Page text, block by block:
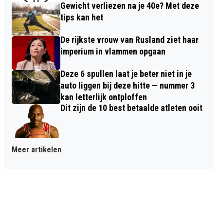
Gewicht verliezen na je 40e? Met deze
tips kan het
De rijkste vrouw van Rusland ziet haar
imperium in vlammen opgaan
Deze 6 spullen laat je beter niet in je
auto liggen bij deze hitte — nummer 3
kan letterlijk ontploffen
Dit zijn de 10 best betaalde atleten ooit
Meer artikelen